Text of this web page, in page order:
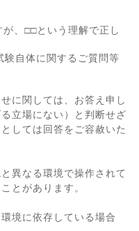
が、□□という理解で正し
験自体に関するご質問等
に関しては、お答え申し
立場にない）と判断せざ
しては回答をご容赦いた
異なる環境で操作されて
とがあります。
境に依存している場合